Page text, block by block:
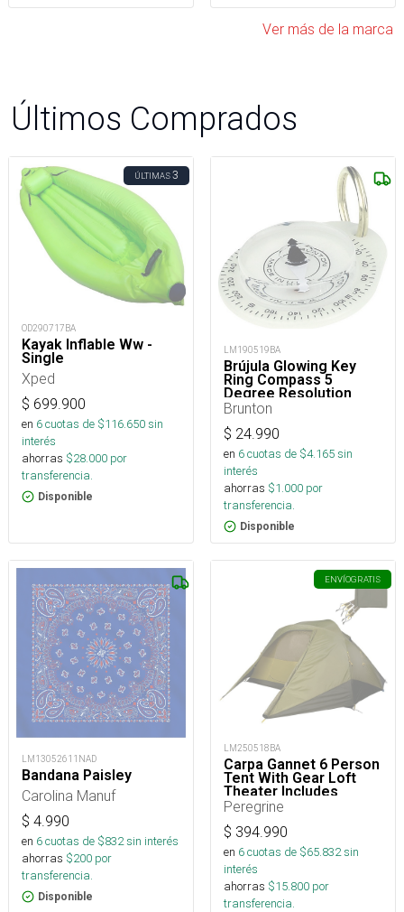
Ver más de la marca
Últimos Comprados
ÚLTIMAS3
OD290717BA
Kayak Inflable Ww -
Single
Xped
$ 699.900
en 6cuotas de $116.650sin
interés
ahorras $28.000 por
transferencia.
Disponible
LM190519BA
Brújula Glowing Key
Ring Compass 5
Degree Resolution
Brunton
$ 24.990
en 6cuotas de $4.165sin
interés
ahorras $1.000 por
transferencia.
Disponible
LM13052611NAD
Bandana Paisley
Carolina Manuf
$ 4.990
en 6cuotas de $832sin interés
ahorras $200 por
transferencia.
Disponible
ENVÍOGRATIS
LM250518BA
Carpa Gannet 6 Person
Tent With Gear Loft
Theater Includes
Footprint
Peregrine
$ 394.990
en 6cuotas de $65.832sin
interés
ahorras $15.800 por
transferencia.